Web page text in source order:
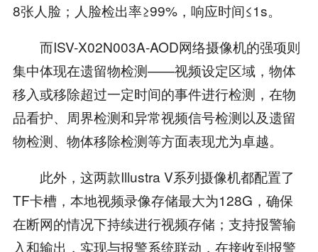
8张人脸；人脸检出率≥99%，响应时间≤1s。
而ISV-X02N003A-AOD网络摄像机的强项则
集中体现在遗留物检测——视频设定区域，物体
移入或移除超过一定时间的事件进行检测，在物
品看护、周界检测和异常视频信号检测以及遗留
物检测、物体移除检测等方面表现尤为卓越。
此外，这两款Illustra V系列摄像机都配置了
TF卡槽，本地视频录像存储最大为128G，确保
在断网的情况下持续进行视频存储；支持报警输
入和输出，实现与报警系统联动，在接收到报警